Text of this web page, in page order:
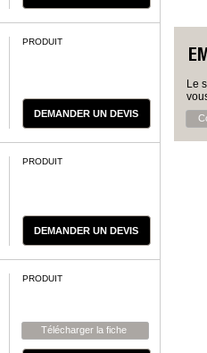
PRODUIT
DEMANDER UN DEVIS
PRODUIT
DEMANDER UN DEVIS
PRODUIT
Télécharger la fiche
Le